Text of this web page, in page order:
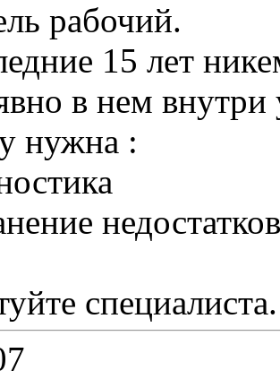
рабочий.
15 лет
в нем внутри
нужна :
недостатков
специалиста.